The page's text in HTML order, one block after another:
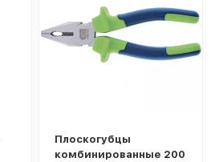
Плоскогубцы
комбинированные 200